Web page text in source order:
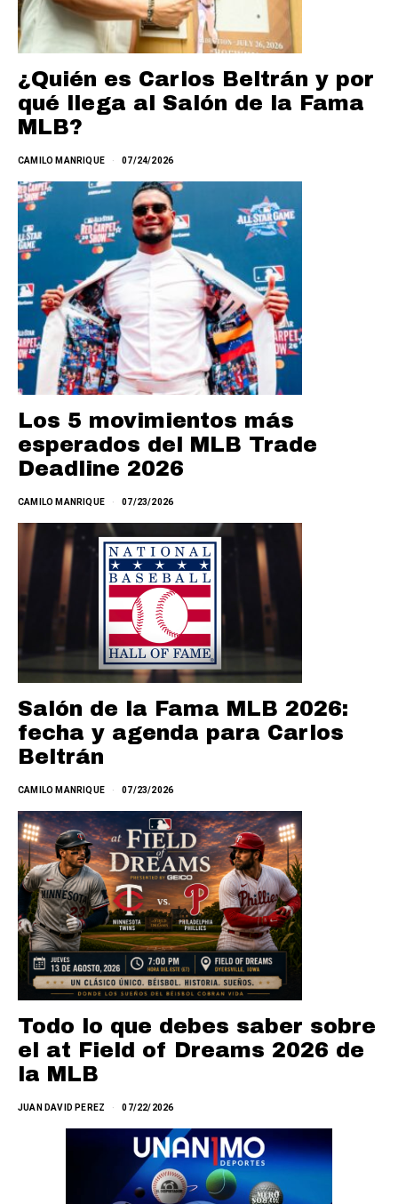
¿Quién es Carlos Beltrán y por
qué llega al Salón de la Fama
MLB?
CAMILO MANRIQUE 07/24/2026
Los 5 movimientos más
esperados del MLB Trade
Deadline 2026
CAMILO MANRIQUE 07/23/2026
Salón de la Fama MLB 2026:
fecha y agenda para Carlos
Beltrán
CAMILO MANRIQUE 07/23/2026
Todo lo que debes saber sobre
el at Field of Dreams 2026 de
la MLB
JUAN DAVID PEREZ 07/22/2026